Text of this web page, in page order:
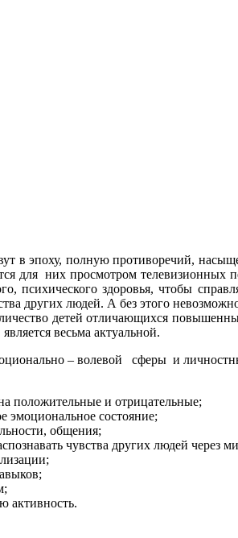
в эпоху, полную противоречий,
для них просмотром телевизионных
психического здоровья, чтобы
других людей. А без этого
детей отличающихся
весьма актуальной.
– волевой сферы и
положительные и отрицательные;
эмоциональное состояние;
общения;
чувства других людей
активность.